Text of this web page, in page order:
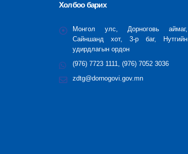
Холбоо барих
Монгол улс, Дорноговь аймаг,
Сайншанд хот, 3-р баг, Нутгийн
удирдлагын ордон
(976) 7723 1111, (976) 7052 3036
zdtg@dornogovi.gov.mn